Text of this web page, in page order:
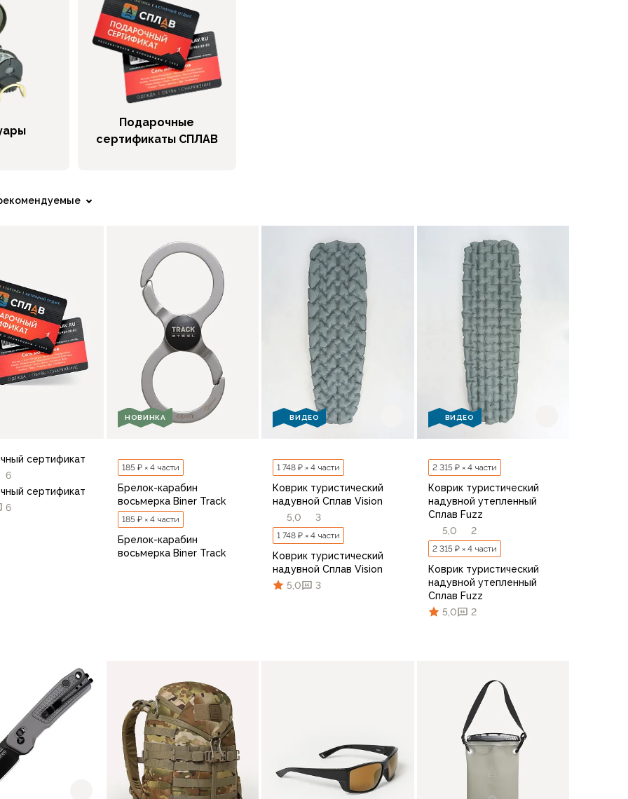
Подарочные
сертификаты СПЛАВ
сертификат
6
сертификат
6
НОВИНКА
185 ₽ × 4 части
Брелок-карабин
восьмерка Biner Track
185 ₽ × 4 части
Брелок-карабин
восьмерка Biner Track
ВИДЕО
1 748 ₽ × 4 части
Коврик туристический
надувной Сплав Vision
5,0
3
1 748 ₽ × 4 части
Коврик туристический
надувной Сплав Vision
5,0
3
ВИДЕО
2 315 ₽ × 4 части
Коврик туристический
надувной утепленный
Сплав Fuzz
5,0
2
2 315 ₽ × 4 части
Коврик туристический
надувной утепленный
Сплав Fuzz
5,0
2
В корзину